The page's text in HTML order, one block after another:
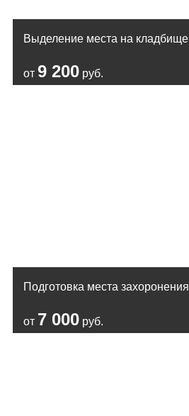
Выделение места на кладбище
от 9 200 руб.
Подготовка места захоронения
от 7 000 руб.